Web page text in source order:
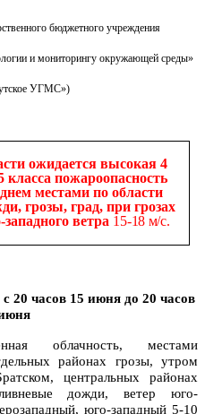
бюджетного учреждения
и мониторингу окружающей среды»
УГМС»)
ожидается высокая 4
класса пожароопасность
местами по области
грозы, град, при грозах
ветра 15-18 м/с.
20 часов 15 июня до 20 часов
облачность, местами
районах грозы, утром
центральных районах
дожди, ветер юго-
юго-западный 5-10